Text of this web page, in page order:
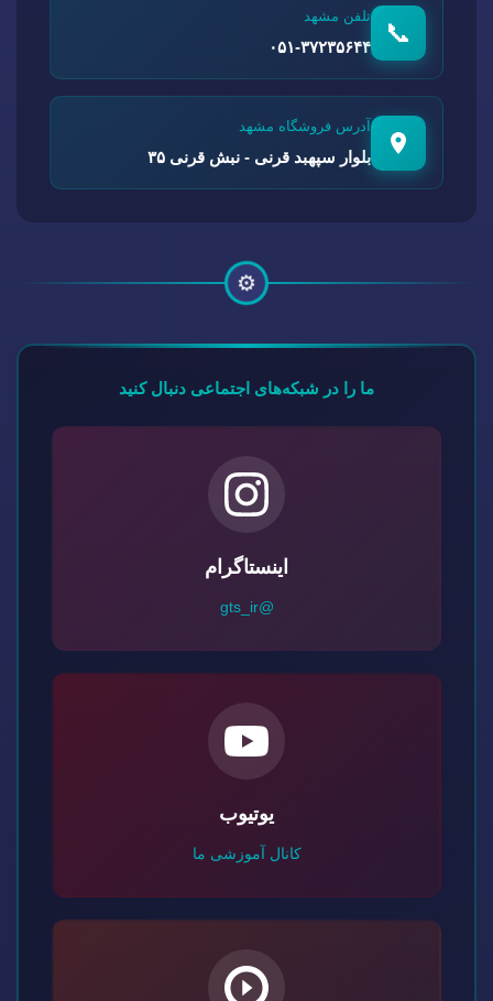
📞
تلفن مشهد
۰۵۱-۳۷۲۳۵۶۴۴
آدرس فروشگاه مشهد
بلوار سپهبد قرنی - نبش قرنی ۳۵
⚙️
ما را در شبکه‌های اجتماعی دنبال کنید
اینستاگرام
@gts_ir
یوتیوب
کانال آموزشی ما